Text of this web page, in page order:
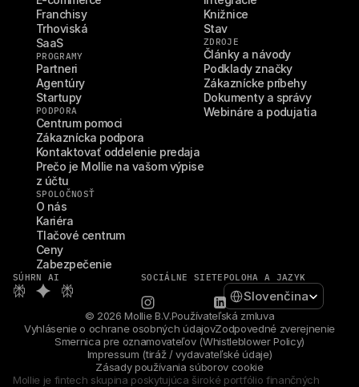
Franchisy
Trhoviská
SaaS
PROGRAMY
Partneri
Agentúry
Startupy
PODPORA
Centrum pomoci
Zákaznícka podpora
Kontaktovať oddelenie predaja
Prečo je Mollie na vašom výpise
z účtu
SPOLOČNOSŤ
O nás
Kariéra
Tlačové centrum
Ceny
Zabezpečenie
Knižnice
Stav
ZDROJE
Články a návody
Podklady značky
Zákaznícke príbehy
Dokumenty a správy
Webináre a podujatia
SÚHRN AI SOCIÁLNE SIETE POLOHA A JAZYK
Select Language
Slovenčina
© 2026 Mollie B.V.Používateľská zmluva
Vyhlásenie o ochrane osobných údajovZodpovedné zverejnenie
Smernica pre oznamovateľov (Whistleblower Policy)
Impressum (tiráž / vydavateľské údaje)
Zásady používania súborov cookie
Mollie je fintech skupina poskytujúca široké portfólio finančných